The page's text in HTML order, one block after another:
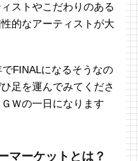
ストやこだわりのある
的なアーティストが大
FINALになるそうなの
足を運んでみてくださ
Ｗの一日になります
マーケットとは？